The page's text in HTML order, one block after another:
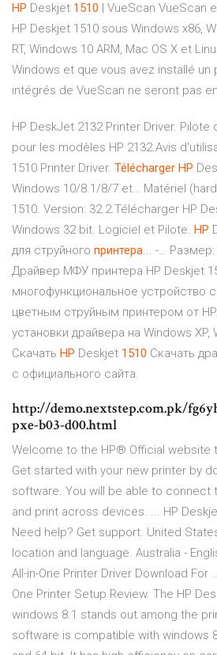
HP Deskjet 1510 | VueScan VueScan
HP Deskjet 1510 sous Windows x86,
RT, Windows 10 ARM, Mac OS X et
Windows et que vous avez installé un
intégrés de VueScan ne seront pas
HP DeskJet 2132 Printer Driver.
pour les modèles HP 2132.Avis
1510 Printer Driver. Télécharger HP
Windows 10/8.1/8/7 et… Matériel
1510. Version: 32.2.Télécharger HP
Windows 32 bit. Logiciel et Pilote. HP
для струйного принтера... -…
Драйвер МФУ принтера HP Deskjet
многофункциональное устройство
цветным струйным принтером от
установки драйвера на Windows XP,
Скачать HP Deskjet 1510 Скачать
с официального сайта.
http://demo.nextstep.com.pk/
pxe-b03-d00.html
Welcome to the HP® Official website
Get started with your new printer by
software. You will be able to connect
and print across devices. ... HP
Need help? Get support. United
location and language. Australia -
All-in-One Printer Driver Download For
One Printer Setup Review. The HP
windows 8.1 stands out among the
software is compatible with windows